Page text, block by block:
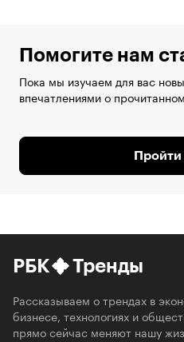
Помогите нам
Пока мы изучаем для вас
впечатлениями о прочитанном
РБК Тренды
Рассказываем о трендах в
бизнесе, технологиях и
прямо сейчас меняют нашу